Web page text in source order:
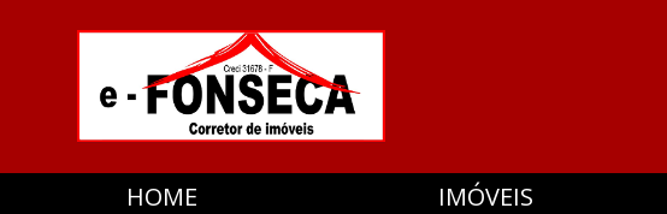
HOME IMÓVEIS